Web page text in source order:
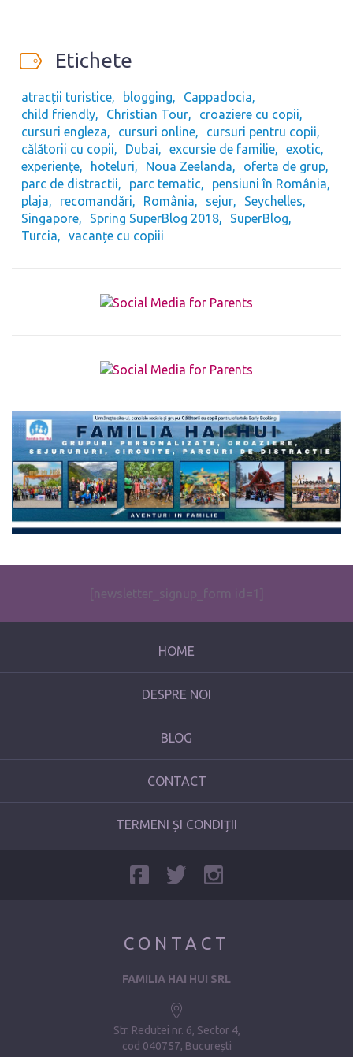
Etichete
atracții turistice blogging
Cappadocia
child friendly
Christian Tour
croaziere cu copii
cursuri engleza
cursuri online
cursuri pentru copii
călătorii cu copii
Dubai excursie de familie
exotic
experiențe
hoteluri Noua Zeelanda
oferta de grup
parc de distractii
parc tematic
pensiuni în România
plaja
recomandări România sejur
Seychelles
Singapore
Spring SuperBlog 2018
SuperBlog
Turcia
vacanțe cu copiii
The form you have selected does not exist.
[newsletter_signup_form id=1]
HOME
DESPRE NOI
BLOG
CONTACT
TERMENI ȘI CONDIȚII
CONTACT
FAMILIA HAI HUI SRL
Str. Redutei nr. 6, Sector 4
cod 040757, București